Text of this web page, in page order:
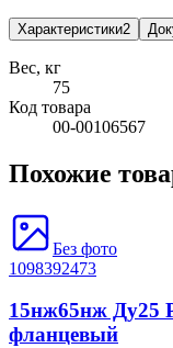
Характеристики2
Вес, кг
75
Код товара
00-00106567
Похожие
Без фото
1098392473
15нж65нж Ду25
фланцевый